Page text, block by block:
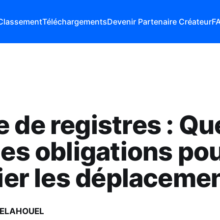
TéléchargementsDevenir Partenaire Créateur
de registres :
obligations
les